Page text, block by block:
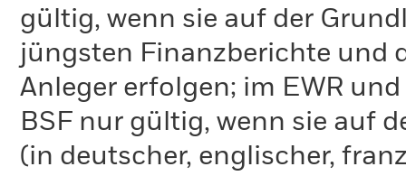
gültig, wenn sie auf der
jüngsten Finanzberichte und
Anleger erfolgen; im EWR
BSF nur gültig, wenn sie auf
(in deutscher, englischer,